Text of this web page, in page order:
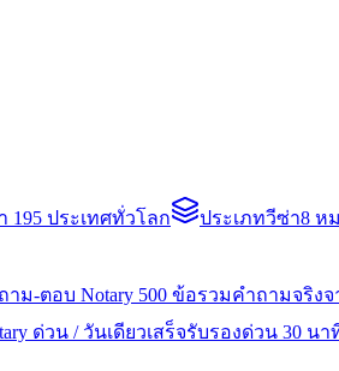
195 ประเทศทั่วโลก ประเภทวีซ่า8 ห
ถาม-ตอบ Notary 500 ข้อรวมคำถามจริง
ด่วน / วันเดียวเสร็จรับรองด่วน 30 นา